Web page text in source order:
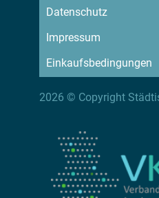
Datenschutz
Impressum
Einkaufsbedingungen
2026 © Copyright